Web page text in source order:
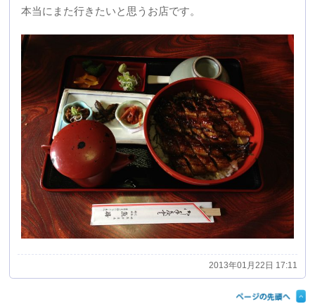
2013年01月22日 17:11